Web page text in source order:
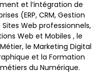
et l’intégration de
(ERP, CRM, Gestion
Web professionnels,
Web et Mobiles , le
le Marketing Digital
et la Formation
du Numérique.